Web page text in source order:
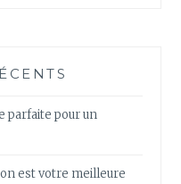
parfaite pour un
est votre meilleure